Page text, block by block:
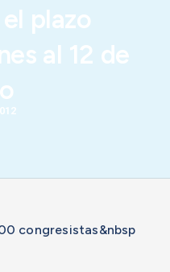
plazo
al 12 de
congresistas&nbsp